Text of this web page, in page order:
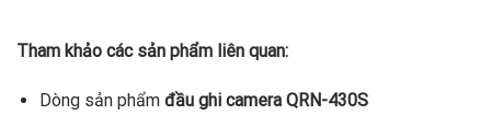
Tham khảo các sản phẩm liên quan:
Dòng sản phẩm đầu ghi camera QRN-430S